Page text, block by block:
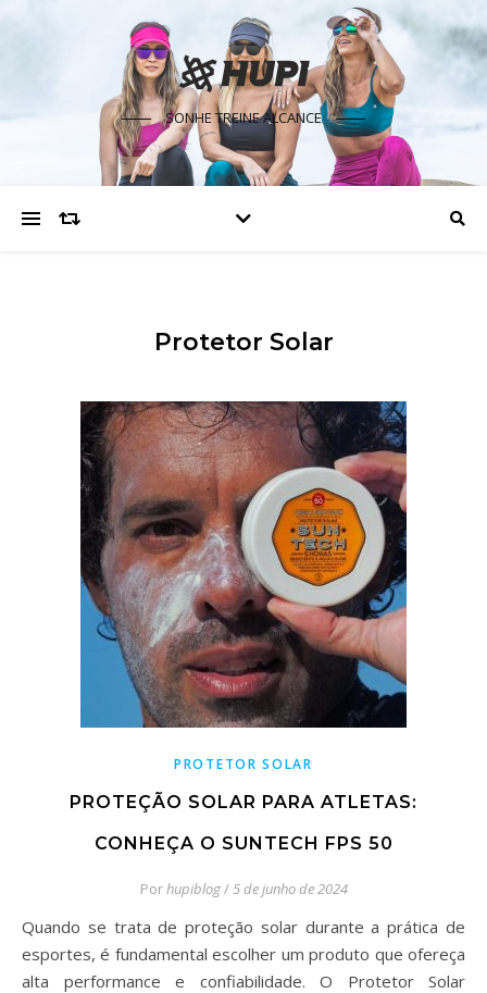
SONHE TREINE ALCANCE
Protetor Solar
PROTETOR SOLAR
PROTEÇÃO SOLAR PARA ATLETAS:
CONHEÇA O SUNTECH FPS 50
Porhupiblog/5 de junho de 2024
Quando se trata de proteção solar durante a prática de
esportes, é fundamental escolher um produto que ofereça
alta performance e confiabilidade. O Protetor Solar